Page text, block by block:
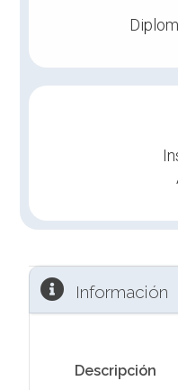
Información
Descripción